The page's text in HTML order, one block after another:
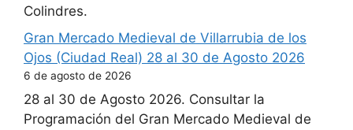
Colindres.
Gran Mercado Medieval de Villarrubia de los
Ojos (Ciudad Real) 28 al 30 de Agosto 2026
6 de agosto de 2026
28 al 30 de Agosto 2026. Consultar la
Programación del Gran Mercado Medieval de